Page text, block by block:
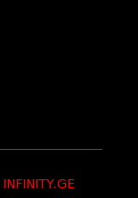
INFINITY.GE